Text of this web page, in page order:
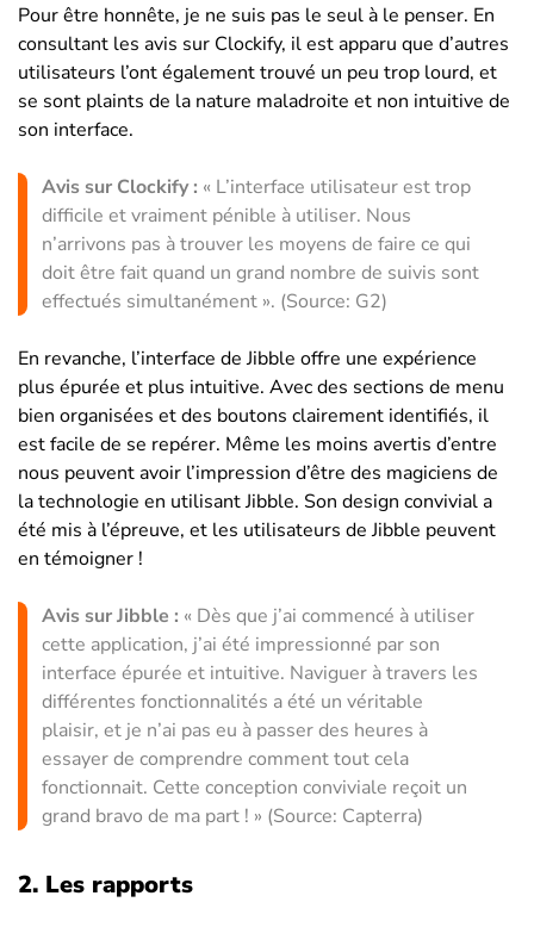
Pour être honnête, je ne suis pas le seul à le penser. En
consultant les avis sur Clockify, il est apparu que d’autres
utilisateurs l’ont également trouvé un peu trop lourd, et
se sont plaints de la nature maladroite et non intuitive de
son interface.
Avis sur Clockify : « L’interface utilisateur est trop
difficile et vraiment pénible à utiliser. Nous
n’arrivons pas à trouver les moyens de faire ce qui
doit être fait quand un grand nombre de suivis sont
effectués simultanément ». (Source: G2)
En revanche, l’interface de Jibble offre une expérience
plus épurée et plus intuitive. Avec des sections de menu
bien organisées et des boutons clairement identifiés, il
est facile de se repérer. Même les moins avertis d’entre
nous peuvent avoir l’impression d’être des magiciens de
la technologie en utilisant Jibble. Son design convivial a
été mis à l’épreuve, et les utilisateurs de Jibble peuvent
en témoigner !
Avis sur Jibble : « Dès que j’ai commencé à utiliser
cette application, j’ai été impressionné par son
interface épurée et intuitive. Naviguer à travers les
différentes fonctionnalités a été un véritable
plaisir, et je n’ai pas eu à passer des heures à
essayer de comprendre comment tout cela
fonctionnait. Cette conception conviviale reçoit un
grand bravo de ma part ! » (Source: Capterra)
2. Les rapports